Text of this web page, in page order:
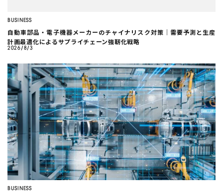
BUSINESS
自動車部品・電子機器メーカーのチャイナリスク対策｜需要予測と生産
計画最適化によるサプライチェーン強靭化戦略
2026/8/3
BUSINESS